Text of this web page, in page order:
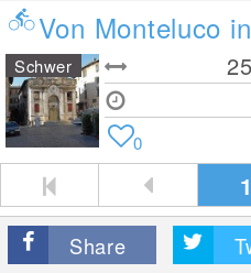
Von Monteluco
25
Schwer
0
1
Share